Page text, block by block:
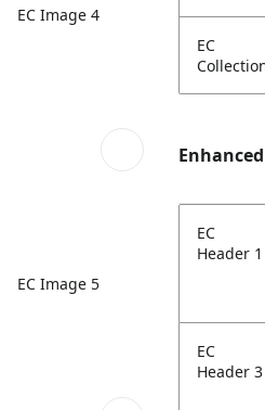
EC Image 4
EC Image 5
EC
EC
Header 1
EC
Header 3